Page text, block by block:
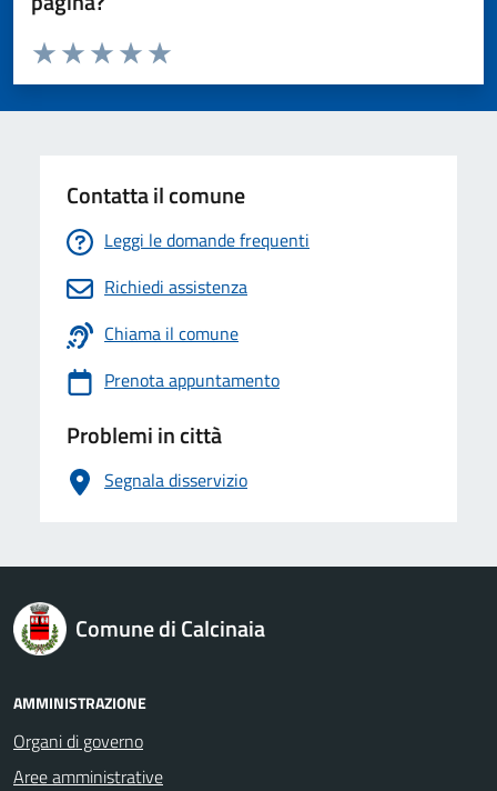
Valuta da 1 a 5 stelle la pagina
Valuta 5 stelle su 5
Valuta 4 stelle su 5
Valuta 3 stelle su 5
Valuta 2 stelle su 5
Valuta 1 stelle su 5
Contatta il comune
Leggi le domande frequenti
Richiedi assistenza
Chiama il comune
Prenota appuntamento
Problemi in città
Segnala disservizio
logo Unione Europea
Comune di Calcinaia
AMMINISTRAZIONE
Organi di governo
Aree amministrative